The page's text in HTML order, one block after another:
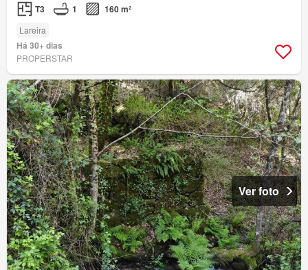
T3 1 160 m²
Lareira
Há 30+ dias
PROPERSTAR
Ver foto